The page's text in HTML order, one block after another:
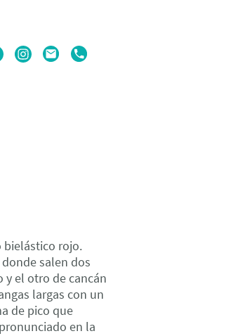
bielástico rojo.
salen dos
y el otro de cancán
largas con un
de pico que
en la